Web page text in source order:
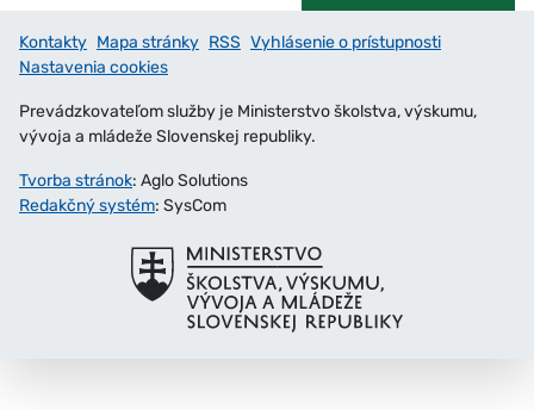
Kontakty Mapa stránky RSS Vyhlásenie o prístupnosti
Nastavenia cookies
Prevádzkovateľom služby je Ministerstvo školstva, výskumu,
vývoja a mládeže Slovenskej republiky.
Tvorba stránok: Aglo Solutions
Redakčný systém: SysCom